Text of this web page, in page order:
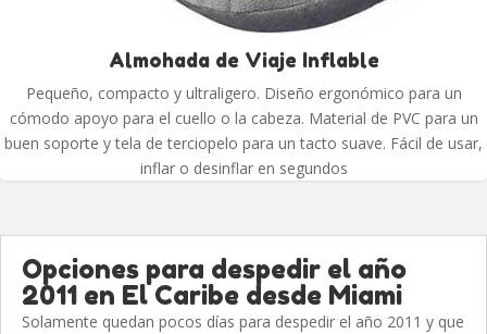
Almohada de Viaje Inflable
Pequeño, compacto y ultraligero. Diseño ergonómico para un
cómodo apoyo para el cuello o la cabeza. Material de PVC para un
buen soporte y tela de terciopelo para un tacto suave. Fácil de usar,
inflar o desinflar en segundos
Opciones para despedir el año
2011 en El Caribe desde Miami
Solamente quedan pocos días para despedir el año 2011 y que